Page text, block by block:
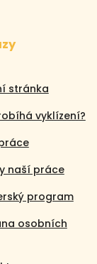
stránka
vyklízení?
naší práce
program
osobních